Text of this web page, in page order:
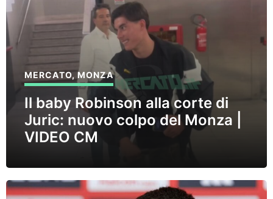
MERCATO,MONZA
Il baby Robinson alla corte di
Juric: nuovo colpo del Monza |
VIDEO CM